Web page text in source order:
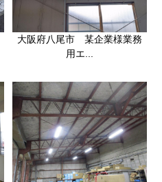
大阪府八尾市 某企業様業務
用エ...